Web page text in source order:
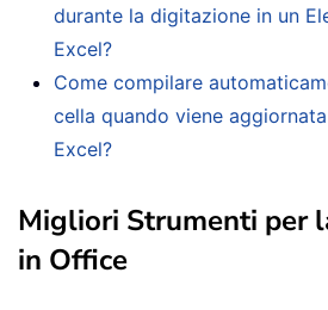
durante la digitazione in un
Excel?
Come compilare
cella quando viene
Excel?
Migliori Strumenti per
in Office